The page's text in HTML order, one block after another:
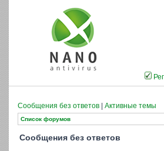
Сообщения без ответов Активные темы
Список форумов
Сообщения без ответов